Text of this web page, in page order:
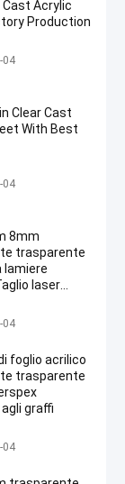
Cast Acrylic
Production
fuso
04
Clear Cast
With Best
fuso
04
8mm
trasparente
lamiere
laser
trasparente
04
foglio acrilico
trasparente
graffi
trasparente
04